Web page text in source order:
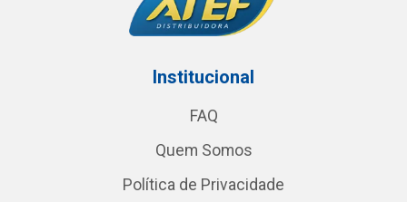
Institucional
FAQ
Quem Somos
Política de Privacidade